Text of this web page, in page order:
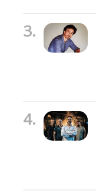
3.
4.